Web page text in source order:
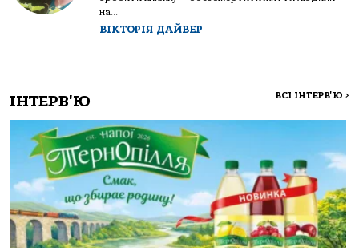
на...
ВІКТОРІЯ ДАЙВЕР
ІНТЕРВ'Ю ВСІ ІНТЕРВ'Ю >